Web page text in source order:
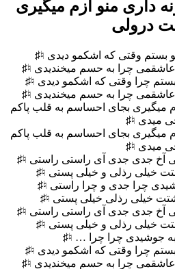
داری منو ازم میگیری
درولی
بستم وقتی که اشکمو دیدی ♮♯
چرا به حسم میخندیدی ♮♯
چرا وقتی که اشکمو دیدی ♮♯
چرا به حسم میخندیدی ♮♯
میگیری بجای احساسم به قلب پاکم
میدی ♮♯
میگیری بجای احساسم به قلب پاکم
میدی ♮♯
آخ جدی جدی آی راستی راستی ♮♯
خیلی رذلی و خیلی پستی ♮♯
چرا جدی و چرا راستی ♮♯
خیلی رذلی خیلی پستی ♮♯
آخ جدی جدی آی راستی راستی ♮♯
خیلی رذلی و خیلی پستی ♮♯
جوشیدی چرا چرا … ♮♯
چرا وقتی که اشکمو دیدی ♮♯
چرا به حسم میخندیدی ♮♯